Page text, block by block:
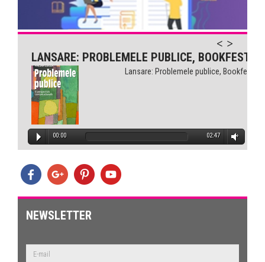
LANSARE: PROBLEMELE PUBLICE, BOOKFEST
Lansare: Problemele publice, Bookfest
00:00 02:47
NEWSLETTER